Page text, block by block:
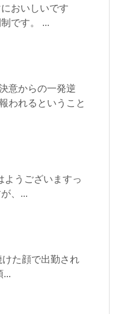
おいしいです
です。 ...
意からの一発逆
われるということ
ようございますっ
、...
た顔で出勤され
...